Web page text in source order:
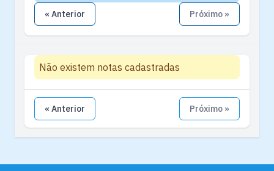
« Anterior Próximo »
Não existem notas cadastradas
« Anterior Próximo »